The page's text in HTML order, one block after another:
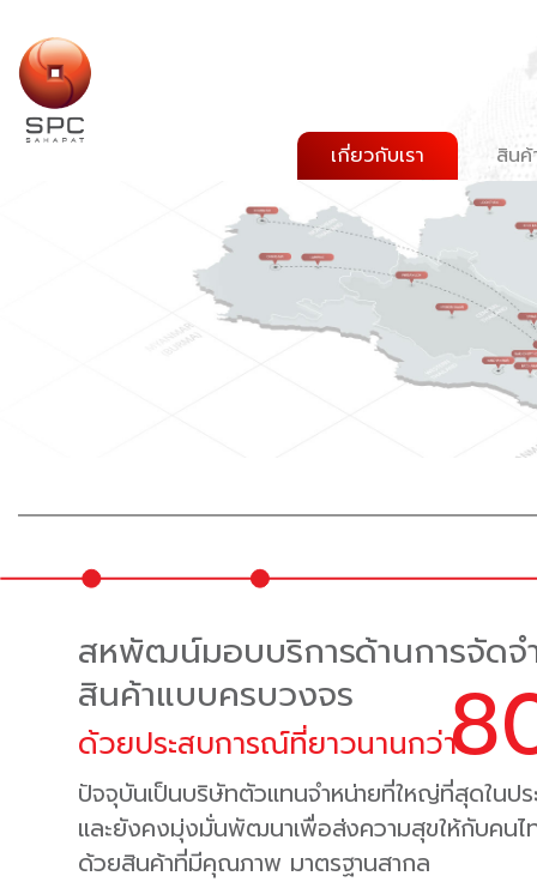
เกี่ยวกับเรา สินค้
สหพัฒน์มอบบริการด้านการจัดจ
สินค้าแบบครบวงจร
ปัจจุบันเป็นบริษัทตัวแทนจำหน่ายที่ใหญ่ที่สุดในปร
และยังคงมุ่งมั่นพัฒนาเพื่อส่งความสุขให้กับคนไ
ด้วยสินค้าที่มีคุณภาพ มาตรฐานสากล
ด้วยประสบการณ์ที่ยาวนานกว่า